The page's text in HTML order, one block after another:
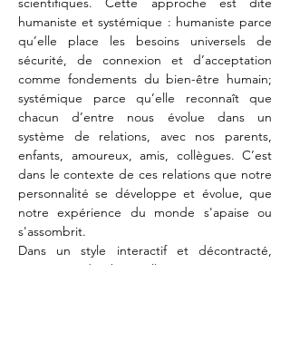
humaniste et systémique : humaniste parce
qu’elle place les besoins universels de
sécurité, de connexion et d’acceptation
comme fondements du bien-être humain;
systémique parce qu’elle reconnaît que
chacun d’entre nous évolue dans un
système de relations, avec nos parents,
enfants, amoureux, amis, collègues. C’est
dans le contexte de ces relations que notre
personnalité se développe et évolue, que
notre expérience du monde s'apaise ou
s'assombrit.
Dans un style interactif et décontracté,
empreint de bienveillance, Dre Carrier